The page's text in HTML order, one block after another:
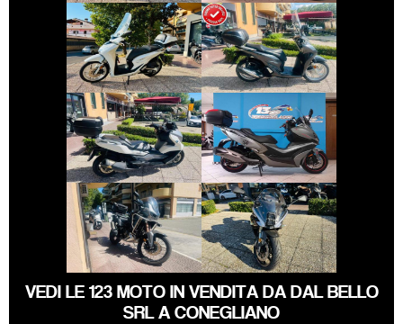
HONDA SH HONDA SH
BMW SERIE-C
€ 4.990 €
KYMCO XCITING
€ 3.890 €
HONDA AFRICA-
TWIN
€ 12.990 €
BENELLI
TORNADO
€ 6.190 €
VEDI LE 123 MOTO IN VENDITA DA DAL BELLO
SRL A CONEGLIANO